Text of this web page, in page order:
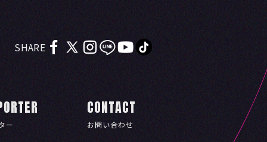
SHARE
ー
CONTACT
お問い合わせ